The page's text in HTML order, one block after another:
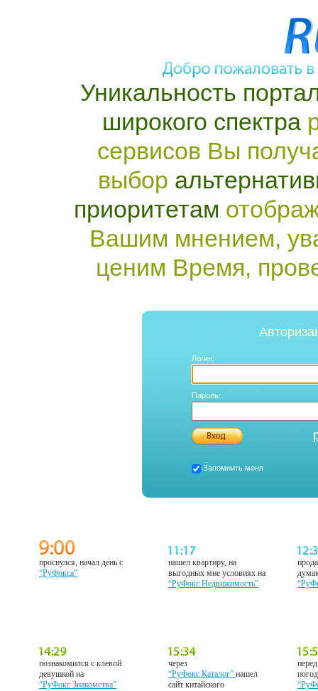
Уникальность
широкого спектра
сервисов Вы
выбор
приоритетам
Вашим мнением,
ценим Время,
Логин:
Пароль:
Запомнить меня
проснулся, начал день с
“РуФокса”
нашел квартиру, на
выгодных мне условиях на
“РуФокс Недвижимость”
познакомился с клевой
девушкой на
“РуФокс Знакомства”
через
“РуФокс Каталог”нашел
сайт китайского